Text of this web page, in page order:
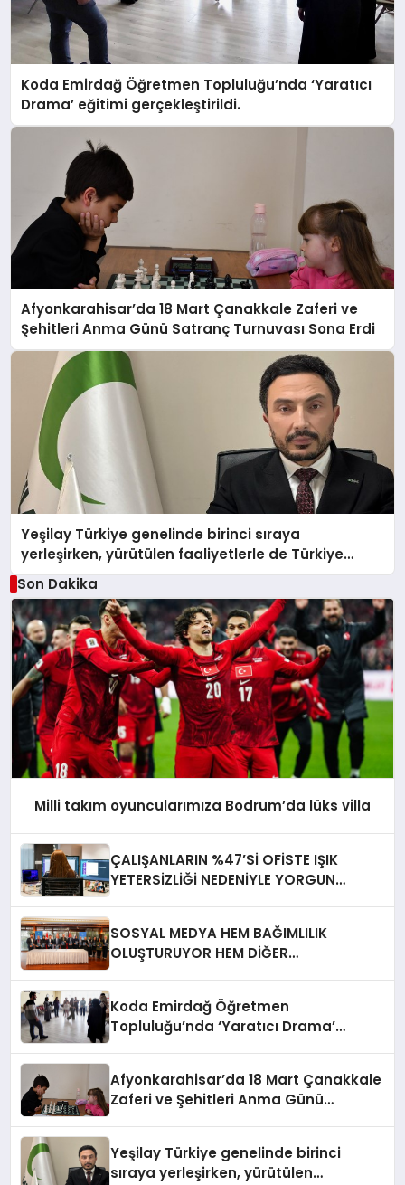
Koda Emirdağ Öğretmen Topluluğu’nda ‘Yaratıcı
Drama’ eğitimi gerçekleştirildi.
Afyonkarahisar’da 18 Mart Çanakkale Zaferi ve
Şehitleri Anma Günü Satranç Turnuvası Sona Erdi
Yeşilay Türkiye genelinde birinci sıraya
yerleşirken, yürütülen faaliyetlerle de Türkiye
üçüncüsü oldu.
Son Dakika
Milli takım oyuncularımıza Bodrum’da lüks villa
ÇALIŞANLARIN %47’Sİ OFİSTE IŞIK
YETERSİZLİĞİ NEDENİYLE YORGUN
SOSYAL MEDYA HEM BAĞIMLILIK
OLUŞTURUYOR HEM DİĞER
Koda Emirdağ Öğretmen
Topluluğu’nda ‘Yaratıcı Drama’
Afyonkarahisar’da 18 Mart Çanakkale
Zaferi ve Şehitleri Anma Günü
Yeşilay Türkiye genelinde birinci
sıraya yerleşirken, yürütülen